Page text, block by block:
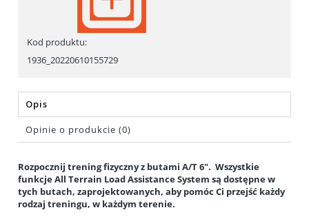
Kod produktu:
1936_20220610155729
Opis
Opinie o produkcie (0)
Rozpocznij trening fizyczny z butami A/T 6". Wszystkie
funkcje All Terrain Load Assistance System są dostępne w
tych butach, zaprojektowanych, aby pomóc Ci przejść każdy
rodzaj treningu, w każdym terenie.